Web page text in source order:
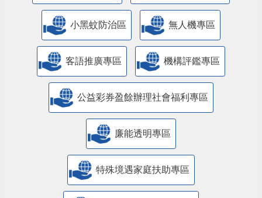
小黑蚊防治區 無人機專區
客語推廣專區 機構評鑑專區
公益彩券盈餘辦理社會福利專區
廉能透明專區
特殊境遇家庭扶助專區